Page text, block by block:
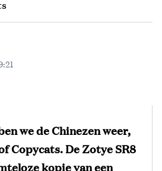
we de Chinezen weer,
Copycats. De Zotye SR8
kopie van een